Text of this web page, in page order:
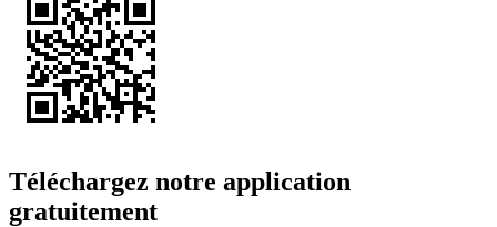
Téléchargez notre application
gratuitement